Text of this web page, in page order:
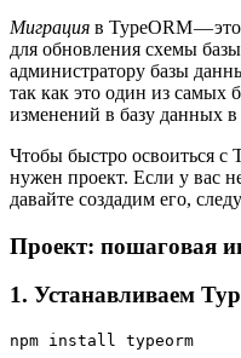
Миграция в TypeORM —
для обновления схемы
администратору базы
так как это один из самых
изменений в базу данных
Чтобы быстро освоиться с
нужен проект. Если у вас
давайте создадим его,
Проект: пошаговая
1. Устанавливаем
npm install typeorm